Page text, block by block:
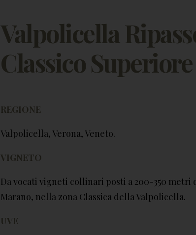
Valpolicella
Classico Superiore
REGIONE
Valpolicella, Verona, Veneto.
VIGNETO
Da vocati vigneti collinari posti a 200-350
Marano, nella zona Classica della Valpolicella.
UVE